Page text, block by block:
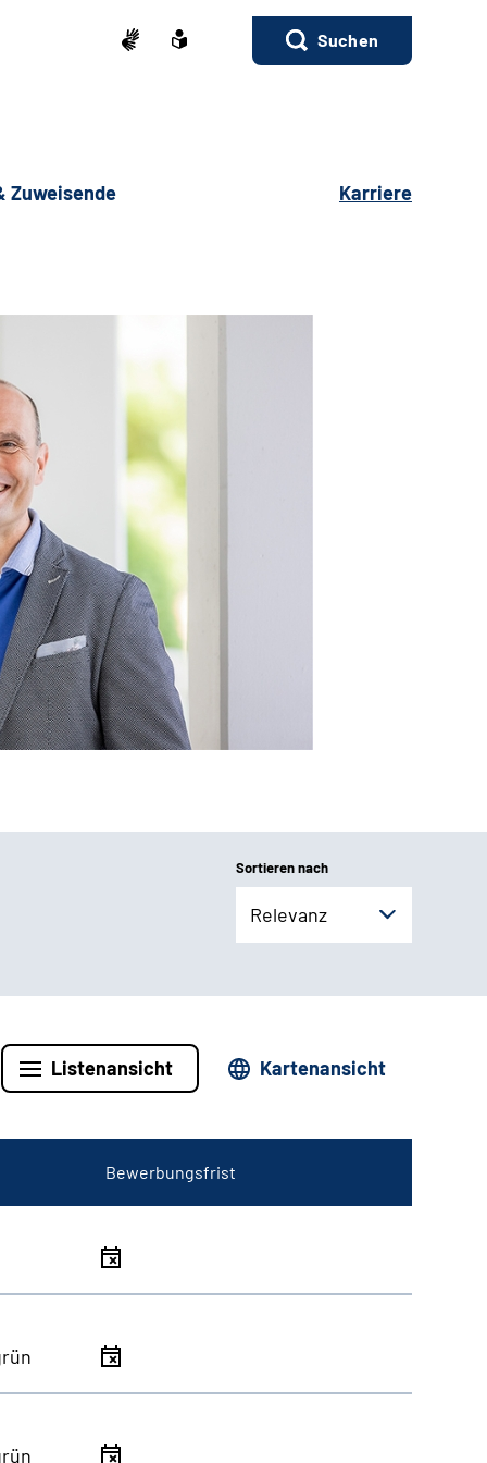
Suchen
Zuweisende Karriere
Sortieren nach
Relevanz
Listenansicht Kartenansicht
Bewerbungsfrist